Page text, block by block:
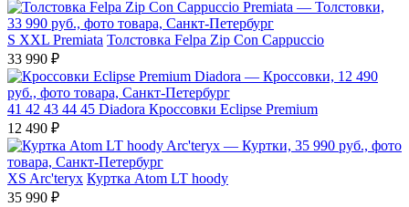
S XXL Premiata Толстовка Felpa Zip Con Cappuccio
33 990 ₽
41 42 43 44 45 Diadora Кроссовки Eclipse Premium
12 490 ₽
XS Arc'teryx Куртка Atom LT hoody
35 990 ₽